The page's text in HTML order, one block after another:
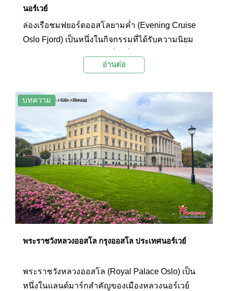
นอร์เวย์
ล่องเรือชมฟยอร์ดออสโลยามค่ำ (Evening Cruise
Oslo Fjord) เป็นหนึ่งในกิจกรรมที่ได้รับความนิยม
ออสโล ประเทศนอร์เวย์ การได้ล่องเรือชมความงาม
ระยับของอาคารและสะพานต่างๆ เป็นประสบการณ์
ที่จะสร้างความทรงจำแสนประทับใจ
อ่านต่อ
บทความ
พระราชวังหลวงออสโล กรุงออสโล ประเทศนอร์เวย์
พระราชวังหลวงออสโล (Royal Palace Oslo) เป็น
หนึ่งในแลนด์มาร์กสำคัญของเมืองหลวงนอร์เวย์